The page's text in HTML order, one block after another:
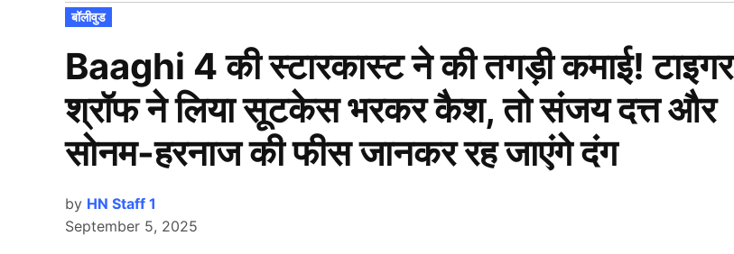
Open
POSTED
IN
बॉलीवुड
Baaghi 4 की स्टारकास्ट ने की तगड़ी कमाई! टाइगर
श्रॉफ ने लिया सूटकेस भरकर कैश, तो संजय दत्त और
सोनम-हरनाज की फीस जानकर रह जाएंगे दंग
by HN Staff 1
September 5, 2025